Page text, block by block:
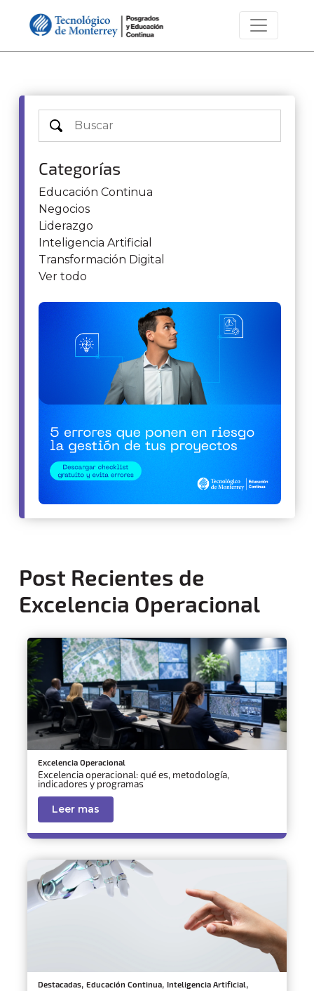
Categorías
Educación Continua
Negocios
Liderazgo
Inteligencia Artificial
Transformación Digital
Ver todo
Post Recientes de
Excelencia Operacional
Excelencia Operacional
Excelencia operacional: qué es, metodología,
indicadores y programas
Leer mas
Destacadas, Educación Continua, Inteligencia Artificial,